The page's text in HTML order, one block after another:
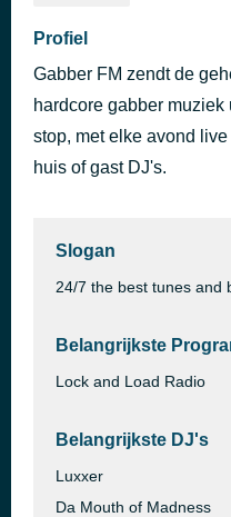
Profiel
Gabber FM zendt de
hardcore gabber
stop, met elke avond
huis of gast DJ's.
Slogan
24/7 the best tunes and
Belangrijkste
Lock and Load Radio
Belangrijkste DJ's
Luxxer
Da Mouth of Madness